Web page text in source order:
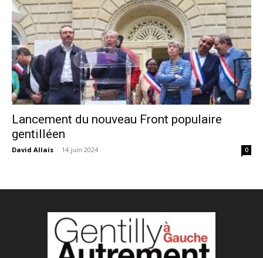
Lancement du nouveau Front populaire
gentilléen
David Allais - 14 juin 2024 0